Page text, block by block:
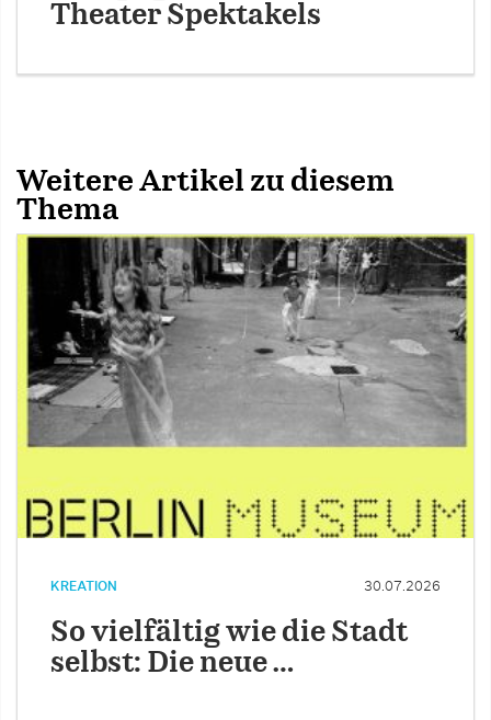
Theater Spektakels
Weitere Artikel zu diesem
Thema
KREATION 30.07.2026
So vielfältig wie die Stadt
selbst: Die neue …